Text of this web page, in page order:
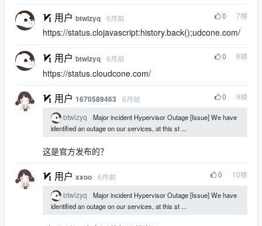
用户btwlzyq 6月前 0 7楼
https://status.clojavascript:history.back();udcone.com/
用户btwlzyq 6月前 0 8楼
https://status.cloudcone.com/
用户1670589463 6月前 0 9楼
btwlzyq
Major incident Hypervisor Outage [Issue] We have
identified an outage on our services, at this st ...
这是官方发布的？
用户xxoo 6月前 0 10楼
btwlzyq
Major incident Hypervisor Outage [Issue] We have
identified an outage on our services, at this st ...